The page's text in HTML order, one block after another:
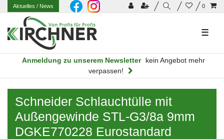
0
Aktuelles/ News
☰
Anmeldung zu unserem Newsletter
kein Angebot mehr
verpassen!
Schneider Schlauchtülle mit
Außengewinde STL-G3/8a 9mm
DGKE770228 Eurostandard